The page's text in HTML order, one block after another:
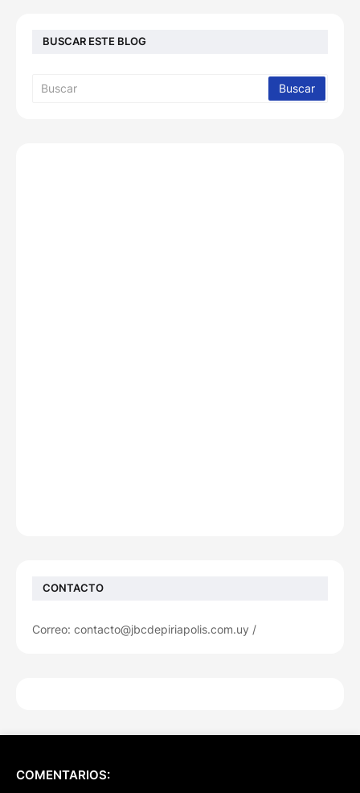
BUSCAR ESTE BLOG
CONTACTO
Correo: contacto@jbcdepiriapolis.com.uy /
COMENTARIOS: